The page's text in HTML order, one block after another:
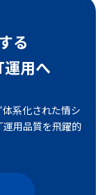
る
用へ
系化された情シ
用品質を飛躍的